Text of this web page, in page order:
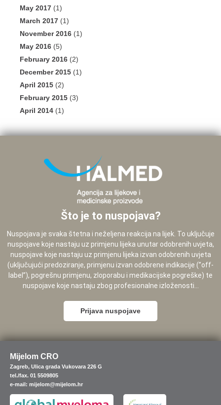
May 2017 (1)
March 2017 (1)
November 2016 (1)
May 2016 (5)
February 2016 (2)
December 2015 (1)
April 2015 (2)
February 2015 (3)
April 2014 (1)
Što je to nuspojava?
Nuspojava je svaka štetna i neželjena reakcija na lijek. To uključuje
nuspojave koje nastaju uz primjenu lijeka unutar odobrenih uvjeta,
nuspojave koje nastaju uz primjenu lijeka izvan odobrenih uvjeta
(uključujući predoziranje, primjenu izvan odobrene indikacije (”off-
label”), pogrešnu primjenu, zloporabu i medikacijske pogreške) te
nuspojave koje nastaju zbog profesionalne izloženosti...
Prijava nuspojave
Mijelom CRO
Zagreb, Ulica grada Vukovara 226 G
tel./fax. 01 5509805
e-mail: mijelom@mijelom.hr